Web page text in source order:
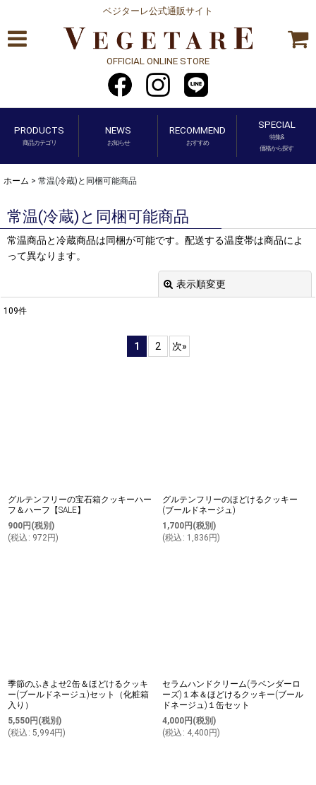
ベジターレ公式通販サイト
OFFICIAL ONLINE STORE
PRODUCTS
商品カテゴリ
NEWS
お知らせ
RECOMMEND
おすすめ
SPECIAL
特集&
価格から探す
ホーム > 常温(冷蔵)と同梱可能商品
常温(冷蔵)と同梱可能商品
常温商品と冷蔵商品は同梱が可能です。配送する温度帯は商品によ
って異なります。
表示順変更
109件
1 2 次»
グルテンフリーの宝石箱クッキーハー
フ＆ハーフ【SALE】
900円 (税別)
(税込 : 972円)
グルテンフリーのほどけるクッキー
(ブールドネージュ)
1,700円 (税別)
(税込 : 1,836 円)
季節のふきよせ2缶＆ほどけるクッキ
ー(ブールドネージュ)セット（化粧箱
入り）
5,550円 (税別)
(税込 : 5,994円)
セラムハンドクリーム(ラベンダーロ
ーズ)１本＆ほどけるクッキー(ブール
ドネージュ)１缶セット
4,000円 (税別)
(税込 : 4,400 円)